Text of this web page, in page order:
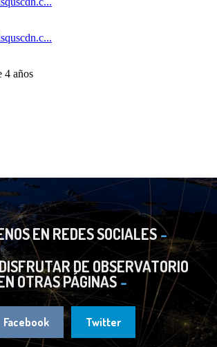
EN REDES SOCIALES
DE OBSERVATORIO
OTRAS PÁGINAS
Facebook Twitter